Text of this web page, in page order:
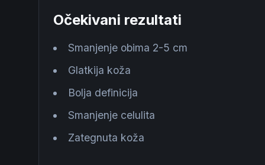
Očekivani rezultati
Smanjenje obima 2-5 cm
Glatkija koža
Bolja definicija
Smanjenje celulita
Zategnuta koža